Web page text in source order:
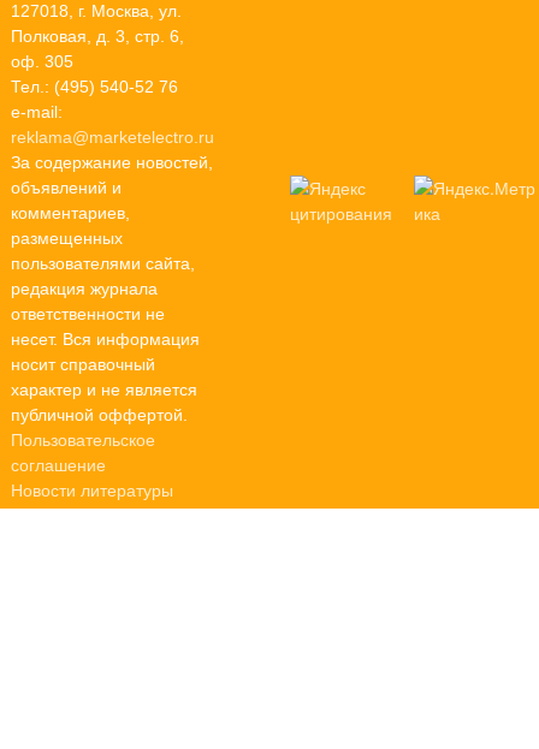
127018, г. Москва, ул.
Полковая, д. 3, стр. 6,
оф. 305
Тел.: (495) 540-52 76
e-mail:
reklama@marketelectro.ru
За содержание новостей,
объявлений и
комментариев,
размещенных
пользователями сайта,
редакция журнала
ответственности не
несет. Вся информация
носит справочный
характер и не является
публичной оффертой.
Пользовательское
соглашение
Новости литературы